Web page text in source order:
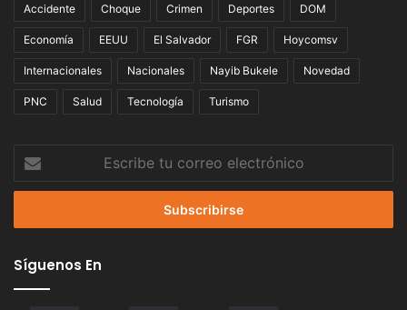
Accidente Choque Crimen Deportes DOM
Economía EEUU El Salvador FGR Hoycomsv
Internacionales Nacionales Nayib Bukele Novedad
PNC Salud Tecnología Turismo
correo
Síguenos En